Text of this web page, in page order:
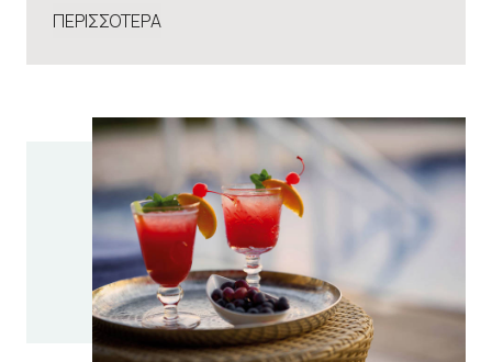
ΠΕΡΙΣΣΟΤΕΡΑ